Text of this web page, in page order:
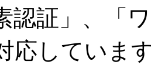
認証」、「
応していま